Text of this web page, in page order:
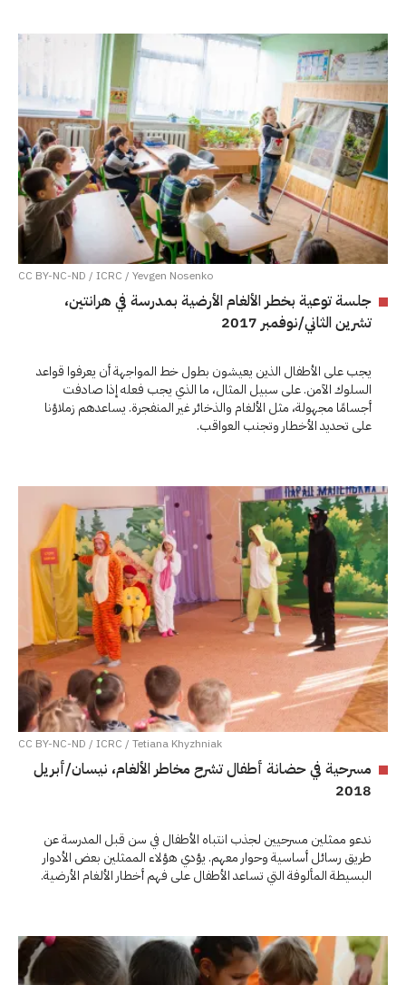
CC BY-NC-ND / ICRC / Yevgen Nosenko
جلسة توعية بخطر الألغام الأرضية بمدرسة في هرانتين،
تشرين الثاني/نوفمبر 2017
يجب على الأطفال الذين يعيشون بطول خط المواجهة أن يعرفوا قواعد
السلوك الآمن. على سبيل المثال، ما الذي يجب فعله إذا صادفت
أجسامًا مجهولة، مثل الألغام والذخائر غير المنفجرة. يساعدهم زملاؤنا
على تحديد الأخطار وتجنب العواقب.
CC BY-NC-ND / ICRC / Tetiana Khyzhniak
مسرحية في حضانة أطفال تشرح مخاطر الألغام، نيسان/أبريل
2018
ندعو ممثلين مسرحيين لجذب انتباه الأطفال في سن قبل المدرسة عن
طريق رسائل أساسية وحوار معهم. يؤدي هؤلاء الممثلين بعض الأدوار
البسيطة المألوفة التي تساعد الأطفال على فهم أخطار الألغام الأرضية.